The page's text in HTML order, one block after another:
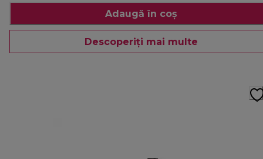
Adaugă în coș
Descoperiți mai multe